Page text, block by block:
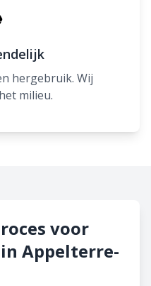
hergebruik. Wij
milieu.
voor
Appelterre-